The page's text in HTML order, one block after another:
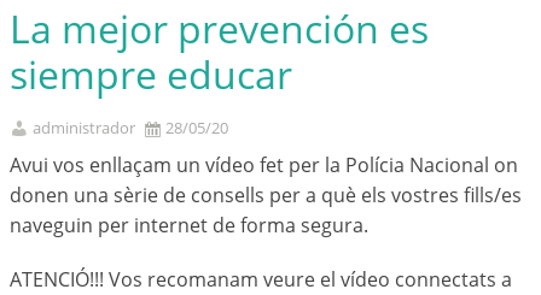
La mejor prevención es
siempre educar
administrador 28/05/20
Avui vos enllaçam un vídeo fet per la Polícia Nacional on
donen una sèrie de consells per a què els vostres fills/es
naveguin per internet de forma segura.
ATENCIÓ!!! Vos recomanam veure el vídeo connectats a